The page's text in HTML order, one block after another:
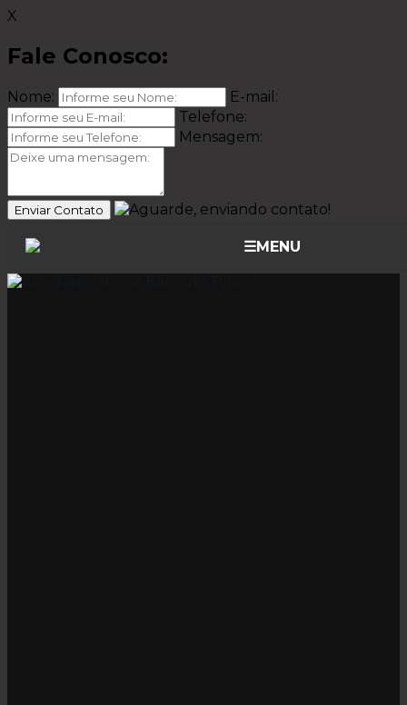
X
Fale Conosco:
Nome:
E-mail:
Telefone:
Mensagem:
Enviar Contato
☰MENU